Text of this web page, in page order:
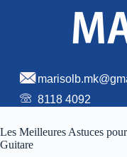
8118 4092
Les Meilleures Astuces
Guitare